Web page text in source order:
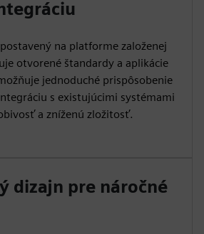
na platforme založenej
otvorené štandardy a aplikácie
jednoduché prispôsobenie
s existujúcimi systémami
a zníženú zložitosť.
dizajn pre náročné